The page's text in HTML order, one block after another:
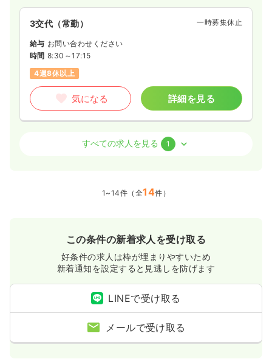
3交代（常勤） 一時募集休止
給与 お問い合わせください
時間 8:30～17:15
4週8休以上
気になる 詳細を見る
お問い合わせください
気になる 詳細を見る
すべての求人を見る 1
1~14件（全14件）
この条件の新着求人を受け取る
好条件の求人は枠が埋まりやすいため
新着通知を設定すると見逃しを防げます
LINEで受け取る
メールで受け取る